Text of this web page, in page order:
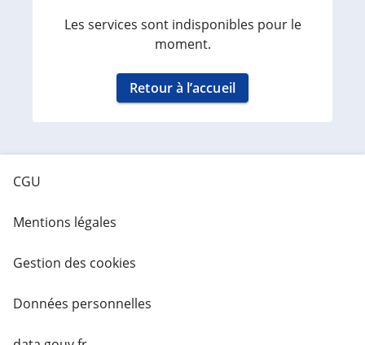
Les services sont indisponibles pour le
moment.
Retour à l’accueil
CGU
Mentions légales
Gestion des cookies
Données personnelles